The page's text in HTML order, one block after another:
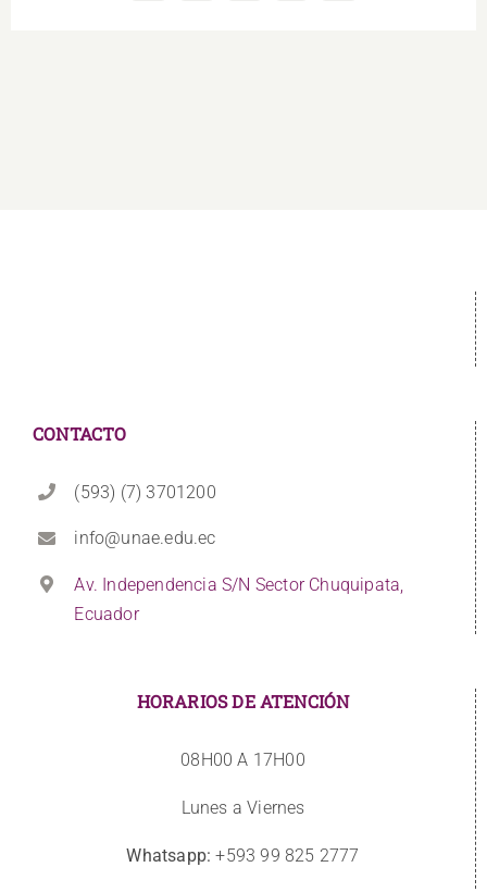
CONTACTO
(593) (7) 3701200
info@unae.edu.ec
Av. Independencia S/N Sector Chuquipata,
Ecuador
HORARIOS DE ATENCIÓN
08H00 A 17H00
Lunes a Viernes
Whatsapp: +593 99 825 2777